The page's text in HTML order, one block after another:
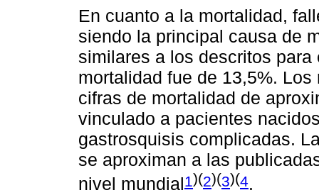
En cuanto a la mortalidad,
siendo la principal causa de
similares a los descritos
mortalidad fue de 13,5%.
cifras de mortalidad de
vinculado a pacientes
gastrosquisis complicadas.
se aproximan a las
nivel mundial1)(2)(3)(4.